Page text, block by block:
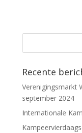
Recente
Verenigingsmarkt
september 2024
Internationale